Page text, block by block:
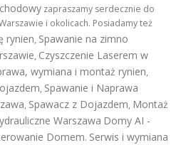
zapraszamy serdecznie do
i okolicach. Posiadamy też
rynien, Spawanie na zimno
, Czyszczenie Laserem w
wymiana i montaż rynien,
, Spawanie i Naprawa
, Spawacz z Dojazdem, Montaż
Warszawa Domy AI -
Domem. Serwis i wymiana